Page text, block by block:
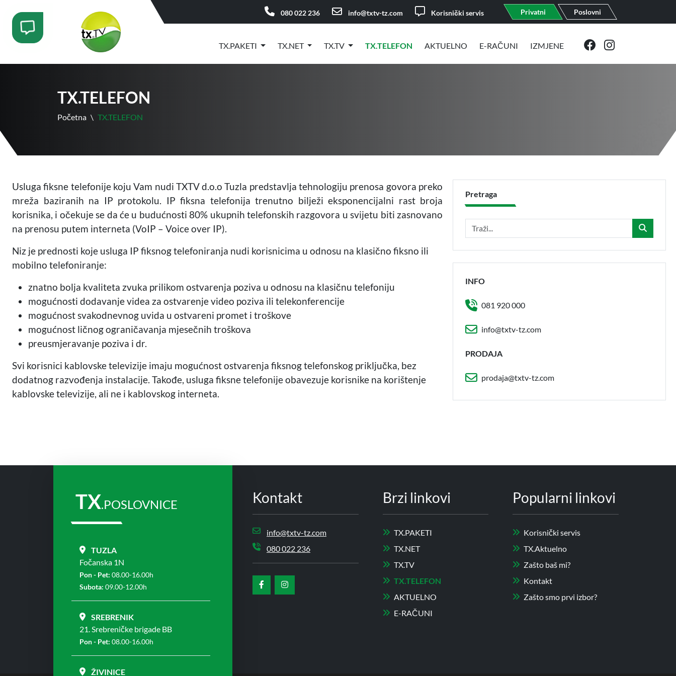
080 022 236 info@txtv-tz.com Korisnički servis Privatni Poslovni
TX.PAKETI TX.NET TX.TV TX.TELEFON AKTUELNO E-RAČUNI IZMJENE
TX.TELEFON
Početna \ TX.TELEFON
Usluga fiksne telefonije koju Vam nudi TXTV d.o.o Tuzla predstavlja tehnologiju prenosa govora preko
mreža baziranih na IP protokolu. IP fiksna telefonija trenutno bilježi eksponencijalni rast broja
korisnika, i očekuje se da će u budućnosti 80% ukupnih telefonskih razgovora u svijetu biti zasnovano
na prenosu putem interneta (VoIP – Voice over IP).
Niz je prednosti koje usluga IP fiksnog telefoniranja nudi korisnicima u odnosu na klasično fiksno ili
mobilno telefoniranje:
znatno bolja kvaliteta zvuka prilikom ostvarenja poziva u odnosu na klasičnu telefoniju
mogućnosti dodavanje videa za ostvarenje video poziva ili telekonferencije
mogućnost svakodnevnog uvida u ostvareni promet i troškove
mogućnost ličnog ograničavanja mjesečnih troškova
preusmjeravanje poziva i dr.
Svi korisnici kablovske televizije imaju mogućnost ostvarenja fiksnog telefonskog priključka, bez
dodatnog razvođenja instalacije. Takođe, usluga fiksne telefonije obavezuje korisnike na korištenje
kablovske televizije, ali ne i kablovskog interneta.
Pretraga
INFO
081 920 000
info@txtv-tz.com
PRODAJA
prodaja@txtv-tz.com
TX.POSLOVNICE
TUZLA
Fočanska 1N
Pon - Pet: 08.00-16.00h
Subota: 09.00-12.00h
SREBRENIK
21. Srebreničke brigade BB
Pon - Pet: 08.00-16.00h
ŽIVINICE
Kontakt
info@txtv-tz.com
080 022 236
Brzi linkovi
TX.PAKETI
TX.NET
TX.TV
TX.TELEFON
AKTUELNO
E-RAČUNI
Popularni linkovi
Korisnički servis
TX.Aktuelno
Zašto baš mi?
Kontakt
Zašto smo prvi izbor?